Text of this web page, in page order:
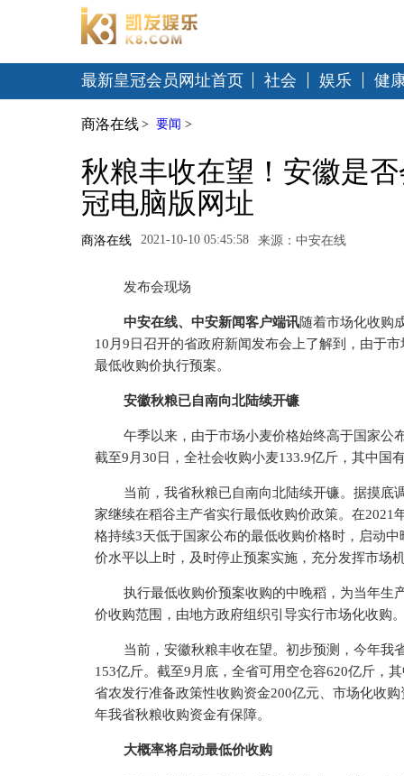
最新皇冠会员网址首页 社会 娱乐 健
商洛在线 > 要闻 >
秋粮丰收在望！安徽是
冠电脑版网址
商洛在线 2021-10-10 05:45:58 来源：中安在线
发布会现场
中安在线、中安新闻客户端讯随着市场化收购
10月9日召开的省政府新闻发布会上了解到，由于
最低收购价执行预案。
安徽秋粮已自南向北陆续开镰
午季以来，由于市场小麦价格始终高于国家公
截至9月30日，全社会收购小麦133.9亿斤，其中国
当前，我省秋粮已自南向北陆续开镰。据摸底
家继续在稻谷主产省实行最低收购价政策。在2021
格持续3天低于国家公布的最低收购价格时，启动
价水平以上时，及时停止预案实施，充分发挥市场
执行最低收购价预案收购的中晚稻，为当年生
价收购范围，由地方政府组织引导实行市场化收购
当前，安徽秋粮丰收在望。初步预测，今年我
153亿斤。截至9月底，全省可用空仓容620亿斤，
省农发行准备政策性收购资金200亿元、市场化收
年我省秋粮收购资金有保障。
大概率将启动最低价收购